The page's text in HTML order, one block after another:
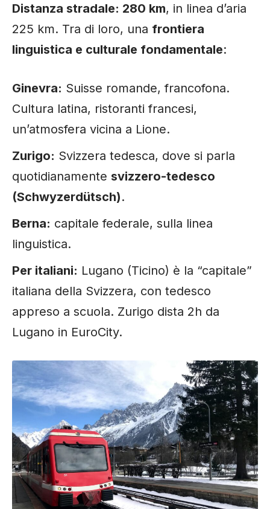
Distanza stradale: 280 km, in linea d’aria
225 km. Tra di loro, una frontiera
linguistica e culturale fondamentale:
Ginevra: Suisse romande, francofona.
Cultura latina, ristoranti francesi,
un’atmosfera vicina a Lione.
Zurigo: Svizzera tedesca, dove si parla
quotidianamente svizzero-tedesco
(Schwyzerdütsch).
Berna: capitale federale, sulla linea
linguistica.
Per italiani: Lugano (Ticino) è la “capitale”
italiana della Svizzera, con tedesco
appreso a scuola. Zurigo dista 2h da
Lugano in EuroCity.